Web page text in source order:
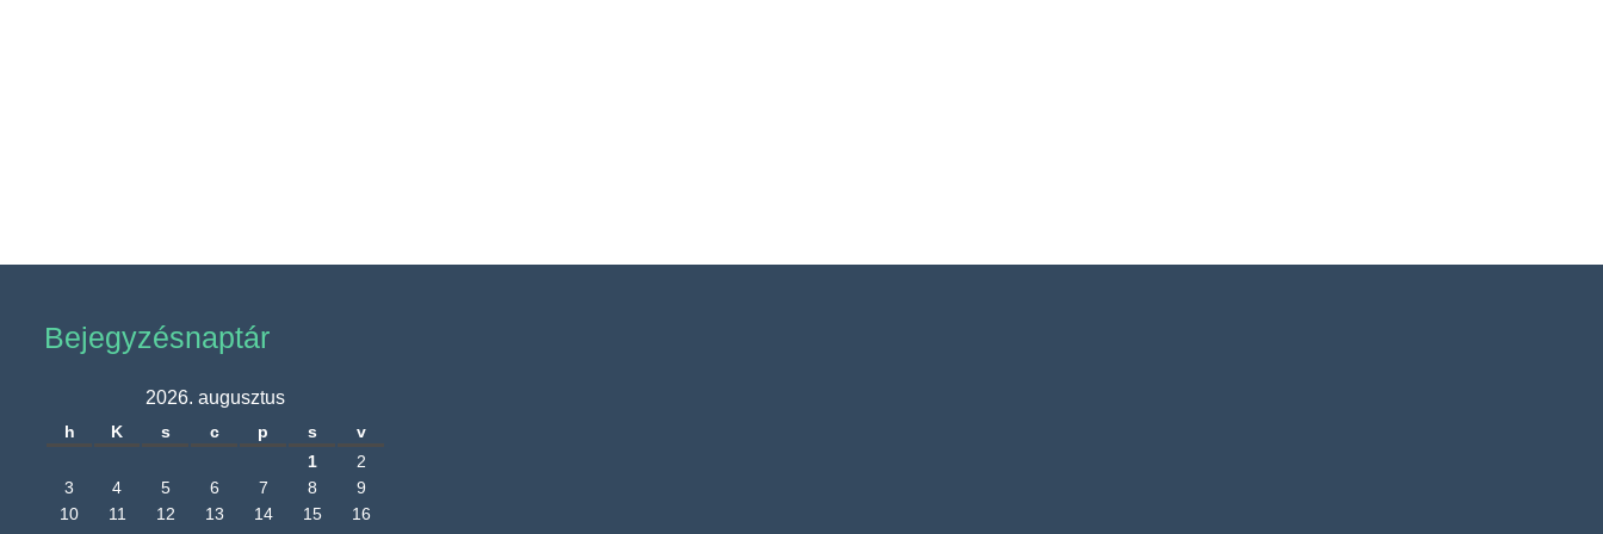
Bejegyzésnaptár
2026. augusztus
h K s c p s
v
1
2
3
4 5 6 7 8
9
10
11 12 13 14 15
16